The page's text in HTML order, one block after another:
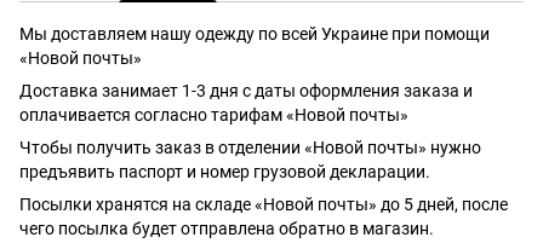
Мы доставляем нашу одежду по всей Украине при помощи
«Новой почты»
Доставка занимает 1-3 дня с даты оформления заказа и
оплачивается согласно тарифам «Новой почты»
Чтобы получить заказ в отделении «Новой почты» нужно
предъявить паспорт и номер грузовой декларации.
Посылки хранятся на складе «Новой почты» до 5 дней, после
чего посылка будет отправлена обратно в магазин.